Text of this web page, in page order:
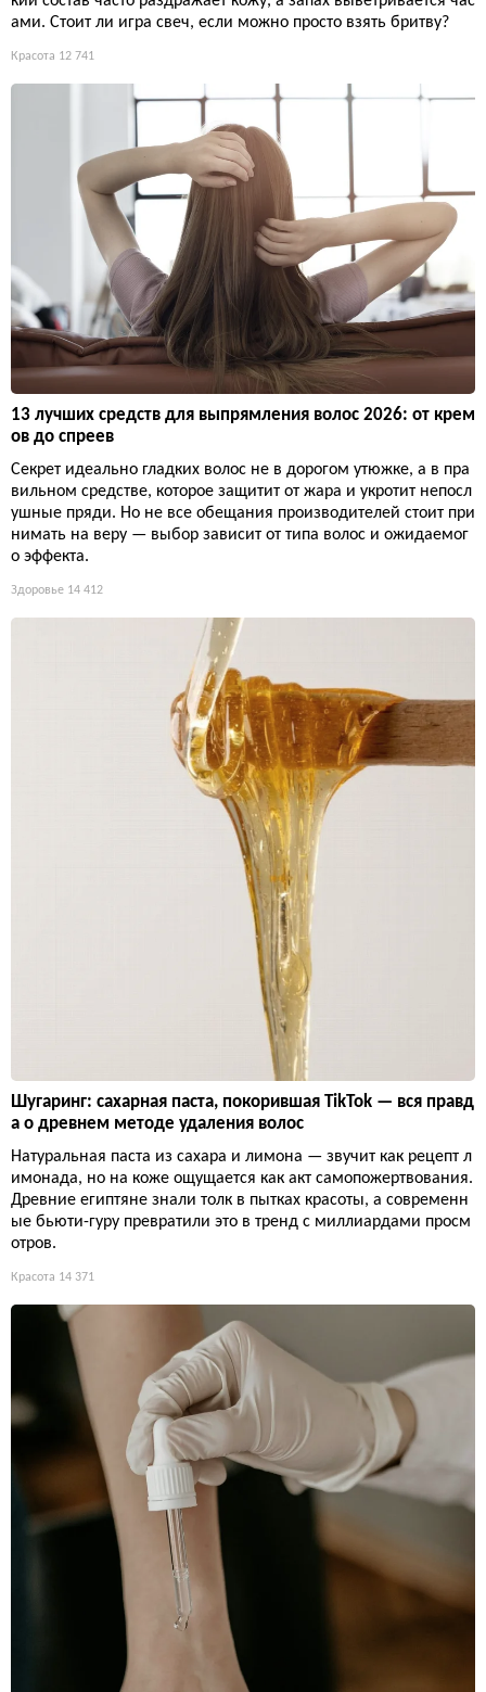
ами. Стоит ли игра свеч, если можно просто взять бритву?
Красота 12 741
13 лучших средств для выпрямления волос 2026: от крем
ов до спреев
Секрет идеально гладких волос не в дорогом утюжке, а в пра
вильном средстве, которое защитит от жара и укротит непосл
ушные пряди. Но не все обещания производителей стоит при
нимать на веру — выбор зависит от типа волос и ожидаемог
о эффекта.
Здоровье 14 412
Шугаринг: сахарная паста, покорившая TikTok — вся правд
а о древнем методе удаления волос
Натуральная паста из сахара и лимона — звучит как рецепт л
имонада, но на коже ощущается как акт самопожертвования.
Древние египтяне знали толк в пытках красоты, а современн
ые бьюти-гуру превратили это в тренд с миллиардами просм
отров.
Красота 14 371